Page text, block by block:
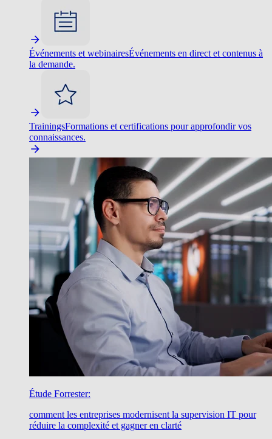
Événements et webinairesÉvénements en direct et contenus à
la demande.
TrainingsFormations et certifications pour approfondir vos
connaissances.
Étude Forrester:
comment les entreprises modernisent la supervision IT pour
réduire la complexité et gagner en clarté